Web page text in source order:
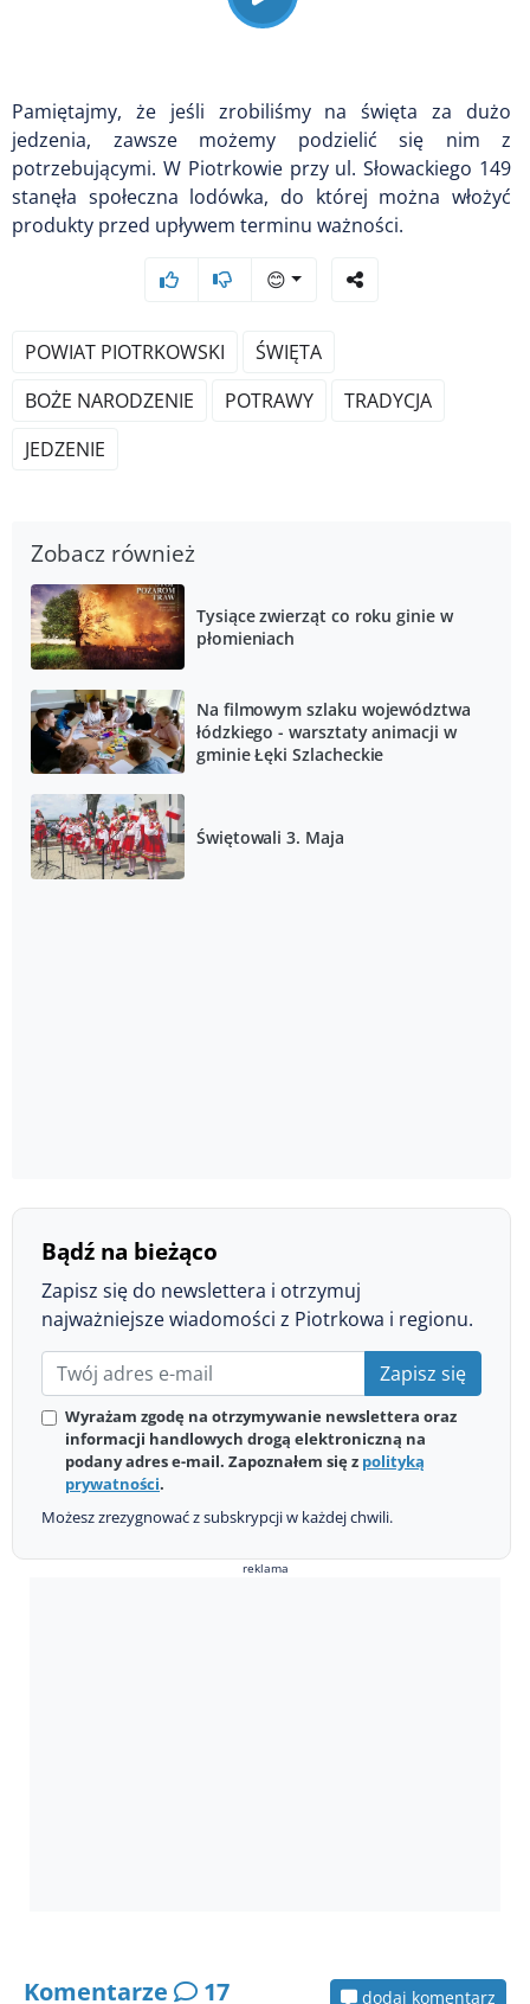
Pamiętajmy, że jeśli zrobiliśmy na święta za dużo
jedzenia, zawsze możemy podzielić się nim z
potrzebującymi. W Piotrkowie przy ul. Słowackiego 149
stanęła społeczna lodówka, do której można włożyć
produkty przed upływem terminu ważności.
😊
POWIAT PIOTRKOWSKI
ŚWIĘTA
BOŻE NARODZENIE
POTRAWY
TRADYCJA
JEDZENIE
Zobacz również
Tysiące zwierząt co roku ginie w
płomieniach
Na filmowym szlaku województwa
łódzkiego - warsztaty animacji w
gminie Łęki Szlacheckie
Świętowali 3. Maja
Bądź na bieżąco
Zapisz się do newslettera i otrzymuj
najważniejsze wiadomości z Piotrkowa i regionu.
Zapisz się
Wyrażam zgodę na otrzymywanie newslettera oraz
informacji handlowych drogą elektroniczną na
podany adres e-mail. Zapoznałem się z polityką
prywatności.
Możesz zrezygnować z subskrypcji w każdej chwili.
reklama
Komentarze 17 dodaj komentarz